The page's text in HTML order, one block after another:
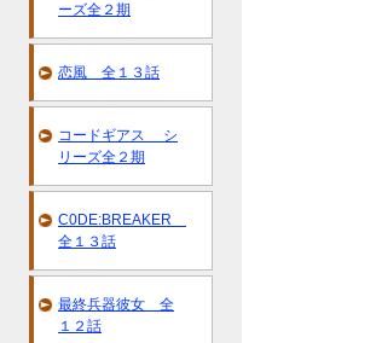
ーズ全２期
恋風 全１３話
コードギアス シ
リーズ全２期
C0DE:BREAKER
全１３話
最終兵器彼女 全
１２話